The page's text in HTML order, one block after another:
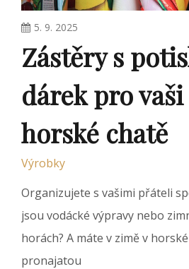
5. 9. 2025
Zástěry s
dárek pro
horské chatě
Výrobky
Organizujete s vašimi přáteli
jsou vodácké výpravy nebo
horách? A máte v zimě v
pronajatou